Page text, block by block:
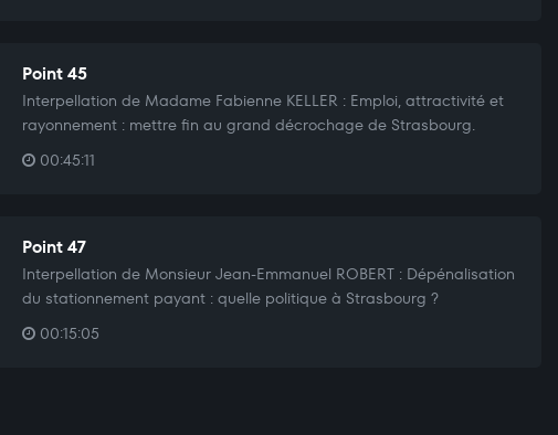
Point 45
Interpellation de Madame Fabienne KELLER : Emploi, attractivité et
rayonnement : mettre fin au grand décrochage de Strasbourg.
00:45:11
Point 47
Interpellation de Monsieur Jean-Emmanuel ROBERT : Dépénalisation
du stationnement payant : quelle politique à Strasbourg ?
00:15:05